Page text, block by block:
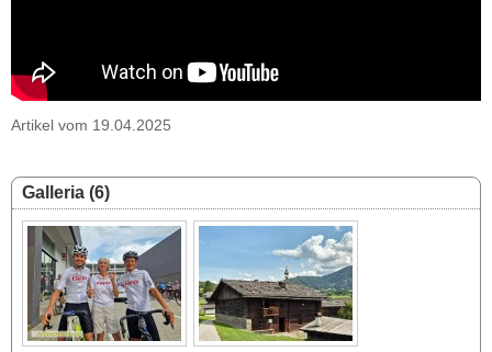
Artikel vom 19.04.2025
Galleria (6)